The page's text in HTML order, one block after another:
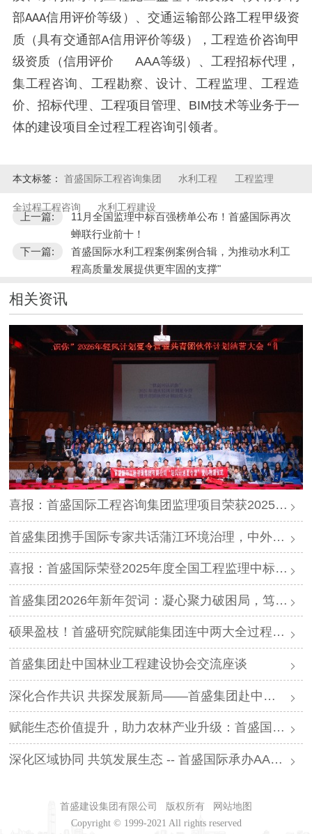
部AAA信用评价等级）、交通运输部公路工程甲级资
质（具有交通部A信用评价等级），工程造价咨询甲
级资质（信用评价
AAA等级）、工程招标代理，
集工程咨询、工程勘察、设计、工程监理、工程造
价、招标代理、工程项目管理、BIM技术等业务于一
体的建设项目全过程工程咨询引领者。
本文标签： 首盛国际工程咨询集团 水利工程 工程监理
全过程工程咨询 水利工程建设
上一篇:
11月全国监理中标百强榜单公布！首盛国际再次
蝉联行业前十！
下一篇:
首盛国际水利工程案例案例合辑，为推动水利工
程高质量发展提供更牢固的支撑"
相关资讯
喜报：首盛国际工程咨询集团监理项目荣获2025年度“四川省优质机电安装工程”
首盛集团携手国际专家共话蒲江环境治理，中外智慧赋能生态升级
喜报：首盛国际荣登2025年度全国工程监理中标排行榜第三名
首盛集团2026年新年贺词：凝心聚力破困局，笃行实干启新程
硕果盈枝！首盛研究院赋能集团连中两大全过程工程咨询项目及林业产业专项咨询项目，书写产业服务新篇
首盛集团赴中国林业工程建设协会交流座谈
深化合作共识 共探发展新局——首盛集团赴中诚智信工程咨询股份集团有限公司交流座谈
赋能生态价值提升，助力农林产业升级：首盛国际中标 6.8 亿元山桐子及宣木瓜产业示范基地全过程工程咨询项目
深化区域协同 共筑发展生态 -- 首盛国际承办AAPM川渝会员与生态伙伴交流会在蓉成功举办
首盛建设集团有限公司 版权所有
网站地图
Copyright © 1999-2021 All rights reserved